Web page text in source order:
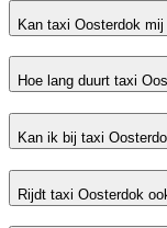
Kan taxi Oosterdok
Hoe lang duurt taxi
Kan ik bij taxi
Rijdt taxi Oosterdok